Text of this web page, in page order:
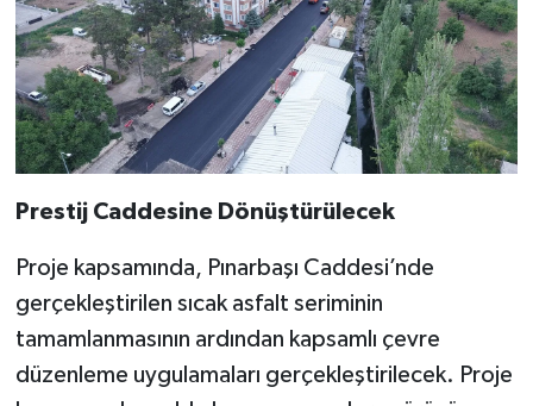
Prestij Caddesine Dönüştürülecek
Proje kapsamında, Pınarbaşı Caddesi’nde
gerçekleştirilen sıcak asfalt seriminin
tamamlanmasının ardından kapsamlı çevre
düzenleme uygulamaları gerçekleştirilecek. Proje